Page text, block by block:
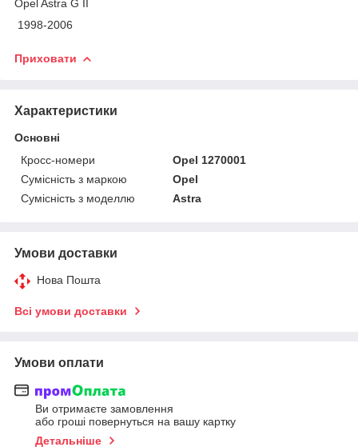
Оpel Astra G II
1998-2006
Приховати
Характеристики
Основні
Кросс-номери
Opel 1270001
Сумісність з маркою
Opel
Сумісність з моделлю
Astra
Умови доставки
Нова Пошта
Всі умови доставки
Умови оплати
Ви отримаєте замовлення
або гроші повернуться на вашу картку
Детальніше